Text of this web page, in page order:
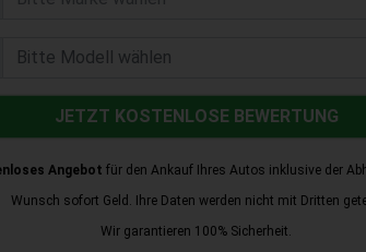
JETZT KOSTENLOSE BEWERTUNG
Angebot für den Ankauf Ihres Autos inklusive der
Wunsch sofort Geld. Ihre Daten werden nicht mit Dritten
Wir garantieren 100% Sicherheit.